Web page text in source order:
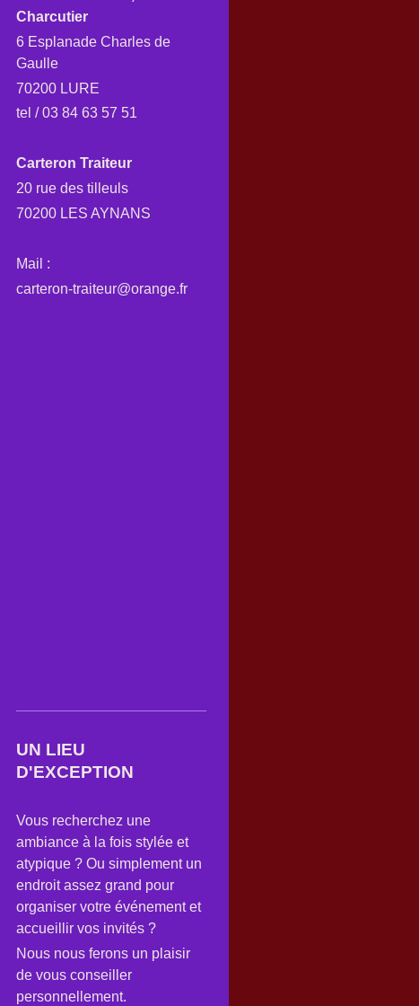
Charcutier
6 Esplanade Charles de
Gaulle
70200 LURE
tel / 03 84 63 57 51
Carteron Traiteur
20 rue des tilleuls
70200 LES AYNANS
Mail :
carteron-traiteur@orange.fr
UN LIEU
D'EXCEPTION
Vous recherchez une
ambiance à la fois stylée et
atypique ? Ou simplement un
endroit assez grand pour
organiser votre événement et
accueillir vos invités ?
Nous nous ferons un plaisir
de vous conseiller
personnellement.